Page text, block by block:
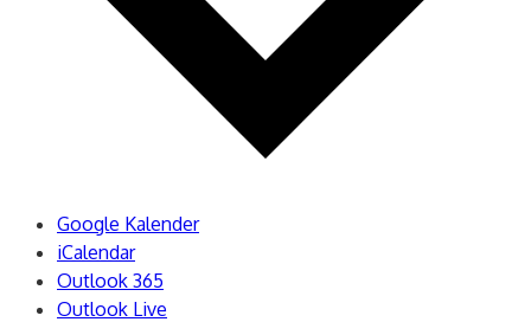
Google Kalender
iCalendar
Outlook 365
Outlook Live